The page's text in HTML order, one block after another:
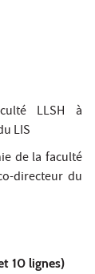
LLSH à
LIS
de la faculté
directeur du
10 lignes)